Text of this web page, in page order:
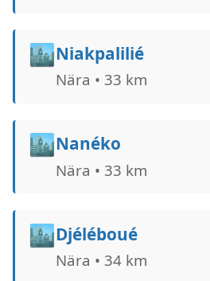
🏙️Niakpalilié
Nära • 33 km
🏙️Nanéko
Nära • 33 km
🏙️Djéléboué
Nära • 34 km